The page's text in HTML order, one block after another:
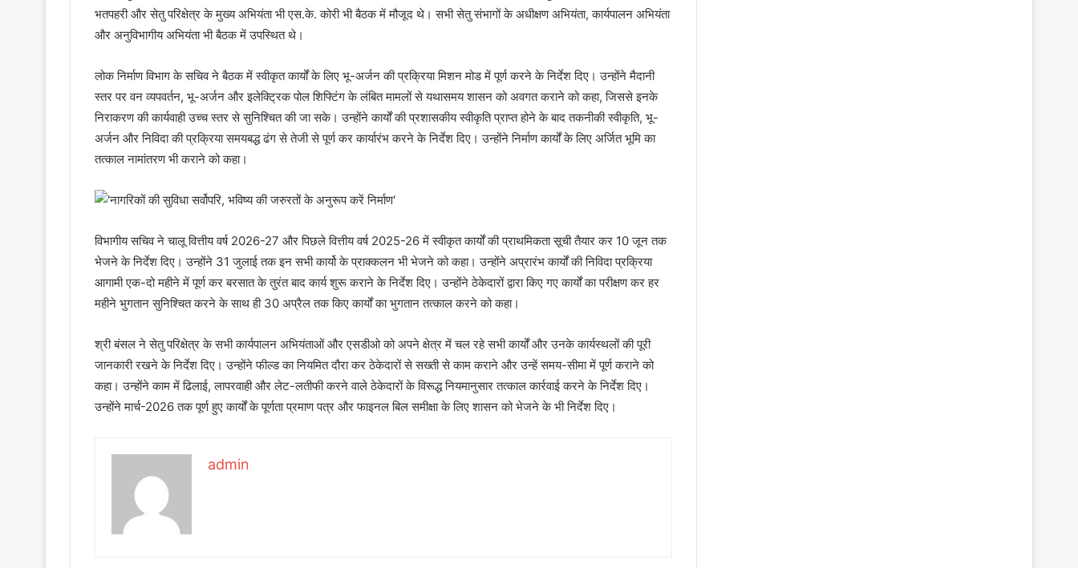
भतपहरी और सेतु परिक्षेत्र के मुख्य अभियंता भी एस.के. कोरी भी बैठक में मौजूद थे। सभी सेतु संभागों के अधीक्षण अभियंता, कार्यपालन अभियंता
और अनुविभागीय अभियंता भी बैठक में उपस्थित थे।
लोक निर्माण विभाग के सचिव ने बैठक में स्वीकृत कार्यों के लिए भू-अर्जन की प्रक्रिया मिशन मोड में पूर्ण करने के निर्देश दिए। उन्होंने मैदानी
स्तर पर वन व्यपवर्तन, भू-अर्जन और इलेक्ट्रिक पोल शिफ्टिंग के लंबित मामलों से यथासमय शासन को अवगत कराने को कहा, जिससे इनके
निराकरण की कार्यवाही उच्च स्तर से सुनिश्चित की जा सके। उन्होंने कार्यों की प्रशासकीय स्वीकृति प्राप्त होने के बाद तकनीकी स्वीकृति, भू-
अर्जन और निविदा की प्रक्रिया समयबद्ध ढंग से तेजी से पूर्ण कर कार्यारंभ करने के निर्देश दिए। उन्होंने निर्माण कार्यों के लिए अर्जित भूमि का
तत्काल नामांतरण भी कराने को कहा।
विभागीय सचिव ने चालू वित्तीय वर्ष 2026-27 और पिछले वित्तीय वर्ष 2025-26 में स्वीकृत कार्यों की प्राथमिकता सूची तैयार कर 10 जून तक
भेजने के निर्देश दिए। उन्होंने 31 जुलाई तक इन सभी कार्यो के प्राक्कलन भी भेजने को कहा। उन्होंने अप्रारंभ कार्यों की निविदा प्रक्रिया
आगामी एक-दो महीने में पूर्ण कर बरसात के तुरंत बाद कार्य शुरू कराने के निर्देश दिए। उन्होंने ठेकेदारों द्वारा किए गए कार्यों का परीक्षण कर हर
महीने भुगतान सुनिश्चित करने के साथ ही 30 अप्रैल तक किए कार्यों का भुगतान तत्काल करने को कहा।
श्री बंसल ने सेतु परिक्षेत्र के सभी कार्यपालन अभियंताओं और एसडीओ को अपने क्षेत्र में चल रहे सभी कार्यों और उनके कार्यस्थलों की पूरी
जानकारी रखने के निर्देश दिए। उन्होंने फील्ड का नियमित दौरा कर ठेकेदारों से सख्ती से काम कराने और उन्हें समय-सीमा में पूर्ण कराने को
कहा। उन्होंने काम में ढिलाई, लापरवाही और लेट-लतीफी करने वाले ठेकेदारों के विरूद्ध नियमानुसार तत्काल कार्रवाई करने के निर्देश दिए।
उन्होंने मार्च-2026 तक पूर्ण हुए कार्यों के पूर्णता प्रमाण पत्र और फाइनल बिल समीक्षा के लिए शासन को भेजने के भी निर्देश दिए।
admin